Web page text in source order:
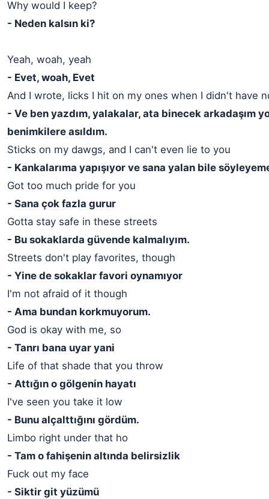
Why would I keep?
- Neden kalsın ki?
Yeah, woah, yeah
- Evet, woah, Evet
And I wrote, licks I hit on my ones when I didn't have
- Ve ben yazdım, yalakalar, ata binecek arkadaşım
benimkilere asıldım.
Sticks on my dawgs, and I can't even lie to you
- Kankalarıma yapışıyor ve sana yalan bile
Got too much pride for you
- Sana çok fazla gurur
Gotta stay safe in these streets
- Bu sokaklarda güvende kalmalıyım.
Streets don't play favorites, though
- Yine de sokaklar favori oynamıyor
I'm not afraid of it though
- Ama bundan korkmuyorum.
God is okay with me, so
- Tanrı bana uyar yani
Life of that shade that you throw
- Attığın o gölgenin hayatı
I've seen you take it low
- Bunu alçalttığını gördüm.
Limbo right under that ho
- Tam o fahişenin altında belirsizlik
Fuck out my face
- Siktir git yüzümü